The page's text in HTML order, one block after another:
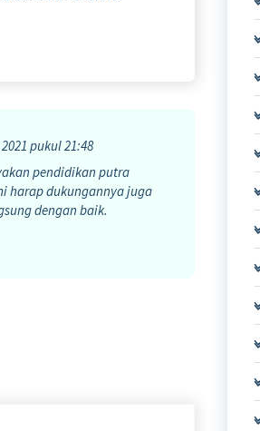
pukul 21:48
pendidikan putra
harap dukungannya juga
dengan baik.